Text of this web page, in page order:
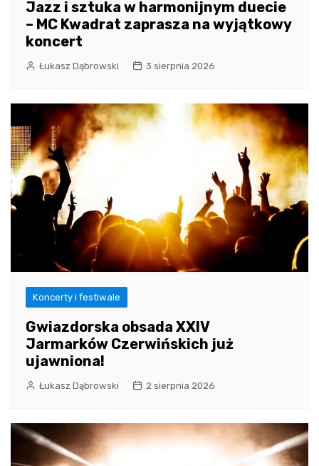
Jazz i sztuka w harmonijnym duecie
– MC Kwadrat zaprasza na wyjątkowy
koncert
Łukasz Dąbrowski 3 sierpnia 2026
Koncerty i festiwale
Gwiazdorska obsada XXIV
Jarmarków Czerwińskich już
ujawniona!
Łukasz Dąbrowski 2 sierpnia 2026